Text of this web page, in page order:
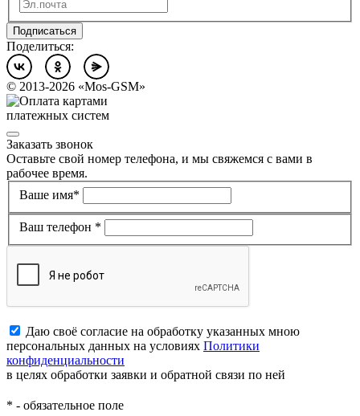
Подписаться
Поделиться:
© 2013-2026 «Mos-GSM»
Заказать звонок
Оставьте свой номер телефона, и мы свяжемся с вами в
рабочее время.
Ваше имя*
Ваш телефон *
Даю своё согласие на обработку указанных мною
персональных данных на условиях Политики
конфиденциальности
в целях обработки заявки и обратной связи по ней
* - обязательное поле